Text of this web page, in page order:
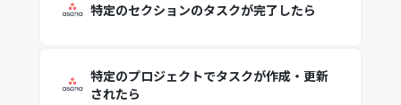
特定のセクションのタスクが完了したら
特定のプロジェクトでタスクが作成・更新
されたら